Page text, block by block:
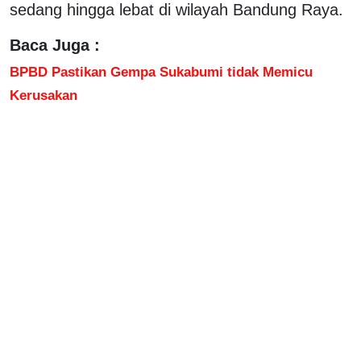
sedang hingga lebat di wilayah Bandung Raya.
Baca Juga :
BPBD Pastikan Gempa Sukabumi tidak Memicu
Kerusakan